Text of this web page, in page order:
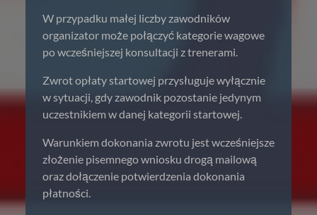
W przypadku małej liczby zawodników
organizator może połączyć kategorie wagowe
po wcześniejszej konsultacji z trenerami.
Zwrot opłaty startowej przysługuje wyłącznie
w sytuacji, gdy zawodnik pozostanie jedynym
uczestnikiem w danej kategorii startowej.
Warunkiem dokonania zwrotu jest wcześniejsze
złożenie pisemnego wniosku drogą mailową
oraz dołączenie potwierdzenia dokonania
płatności.